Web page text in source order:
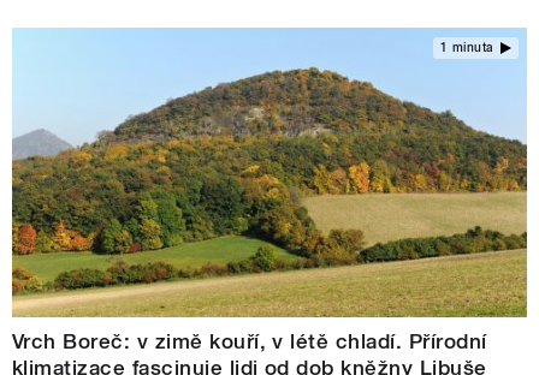
1 minuta
Vrch Boreč: v zimě kouří, v létě chladí. Přírodní
klimatizace fascinuje lidi od dob kněžny Libuše